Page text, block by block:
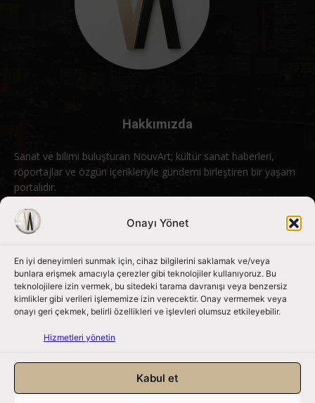
Onayı Yönet
En iyi deneyimleri sunmak için, cihaz bilgilerini saklamak ve/veya
bunlara erişmek amacıyla çerezler gibi teknolojiler kullanıyoruz. Bu
teknolojilere izin vermek, bu sitedeki tarama davranışı veya benzersiz
kimlikler gibi verileri işlememize izin verecektir. Onay vermemek veya
onayı geri çekmek, belirli özellikleri ve işlevleri olumsuz etkileyebilir.
Hizmetleri yönetin
Kabul et
Hakkımızda
Sanat ve bilimi buluşturan NouvArt; kültür sanat haberleri,
röportajlar ve özgün içerikleriyle gündemi birleştiren bir yaşam
portalıdır.
Bizimle iletişime geçin: info@nouvart.net
Bizi Takip Edin